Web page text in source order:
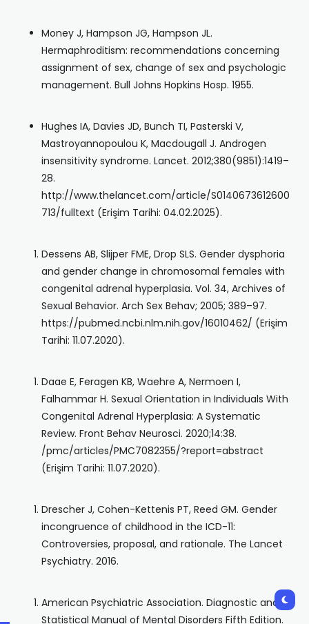
Money J, Hampson JG, Hampson JL.
Hermaphroditism: recommendations concerning
assignment of sex, change of sex and psychologic
management. Bull Johns Hopkins Hosp. 1955.
Hughes IA, Davies JD, Bunch TI, Pasterski V,
Mastroyannopoulou K, Macdougall J. Androgen
insensitivity syndrome. Lancet. 2012;380(9851):1419–
28.
http://www.thelancet.com/article/S0140673612600
713/fulltext (Erişim Tarihi: 04.02.2025).
Dessens AB, Slijper FME, Drop SLS. Gender dysphoria
and gender change in chromosomal females with
congenital adrenal hyperplasia. Vol. 34, Archives of
Sexual Behavior. Arch Sex Behav; 2005; 389–97.
https://pubmed.ncbi.nlm.nih.gov/16010462/ (Erişim
Tarihi: 11.07.2020).
Daae E, Feragen KB, Waehre A, Nermoen I,
Falhammar H. Sexual Orientation in Individuals With
Congenital Adrenal Hyperplasia: A Systematic
Review. Front Behav Neurosci. 2020;14:38.
/pmc/articles/PMC7082355/?report=abstract
(Erişim Tarihi: 11.07.2020).
Drescher J, Cohen-Kettenis PT, Reed GM. Gender
incongruence of childhood in the ICD-11:
Controversies, proposal, and rationale. The Lancet
Psychiatry. 2016.
American Psychiatric Association. Diagnostic and
Statistical Manual of Mental Disorders Fifth Edition.